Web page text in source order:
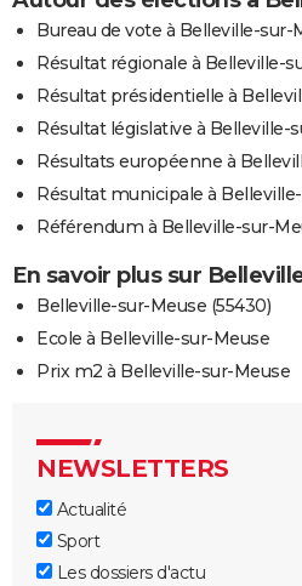
Bureau de vote à Belleville-sur-
Résultat régionale à Belleville-
Résultat présidentielle à
Résultat législative à Belleville-
Résultats européenne à
Résultat municipale à
Référendum à Belleville-sur-
En savoir plus sur
Belleville-sur-Meuse (55430)
Ecole à Belleville-sur-Meuse
Prix m2 à Belleville-sur-Meuse
NEWSLETTERS
Actualité
Sport
Les dossiers d'actu